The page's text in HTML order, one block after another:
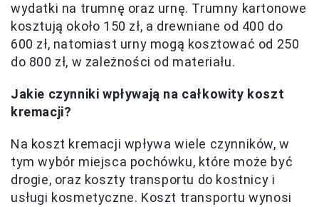
wydatki na trumnę oraz urnę. Trumny kartonowe
kosztują około 150 zł, a drewniane od 400 do
600 zł, natomiast urny mogą kosztować od 250
do 800 zł, w zależności od materiału.
Jakie czynniki wpływają na całkowity koszt
kremacji?
Na koszt kremacji wpływa wiele czynników, w
tym wybór miejsca pochówku, które może być
drogie, oraz koszty transportu do kostnicy i
usługi kosmetyczne. Koszt transportu wynosi